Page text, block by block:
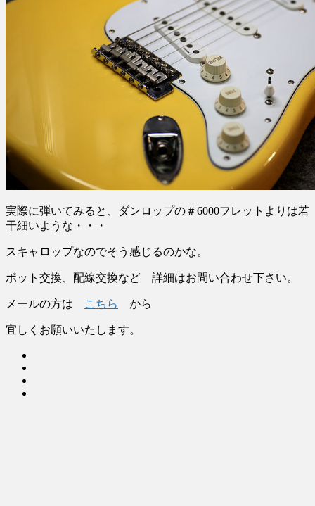
実際に弾いてみると、ダンロップの＃6000フレットよりは若
干細いような・・・
スキャロップなのでそう感じるのかな。
ポット交換、配線交換など 詳細はお問い合わせ下さい。
メールの方は こちら から
宜しくお願いいたします。